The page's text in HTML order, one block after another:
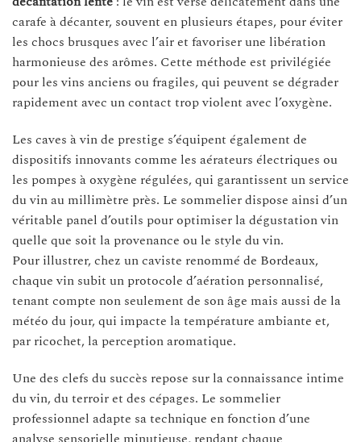
carafe à décanter, souvent en plusieurs étapes, pour éviter
les chocs brusques avec l’air et favoriser une libération
harmonieuse des arômes. Cette méthode est privilégiée
pour les vins anciens ou fragiles, qui peuvent se dégrader
rapidement avec un contact trop violent avec l’oxygène.
Les caves à vin de prestige s’équipent également de
dispositifs innovants comme les aérateurs électriques ou
les pompes à oxygène régulées, qui garantissent un service
du vin au millimètre près. Le sommelier dispose ainsi d’un
véritable panel d’outils pour optimiser la dégustation vin
quelle que soit la provenance ou le style du vin.
Pour illustrer, chez un caviste renommé de Bordeaux,
chaque vin subit un protocole d’aération personnalisé,
tenant compte non seulement de son âge mais aussi de la
météo du jour, qui impacte la température ambiante et,
par ricochet, la perception aromatique.
Une des clefs du succès repose sur la connaissance intime
du vin, du terroir et des cépages. Le sommelier
professionnel adapte sa technique en fonction d’une